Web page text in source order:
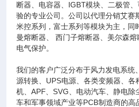
断器、电容器、IGBT模块、二极管
验的专业公司。公司以代理分销艾赛
米控系列，富士系列等模块为主，同
曼熔断器、 西门子熔断器、美尔森
电气保护。
我们的客户广泛分布于风力发电系统
源转换、UPS电源、各类变频器、各
机、APF、SVG、电动汽车、静电除
车和军事领域产业等PCB制造商的高